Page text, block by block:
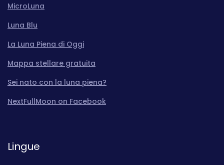
MicroLuna
Luna Blu
La Luna Piena di Oggi
Mappa stellare gratuita
Sei nato con la luna piena?
NextFullMoon on Facebook
Lingue